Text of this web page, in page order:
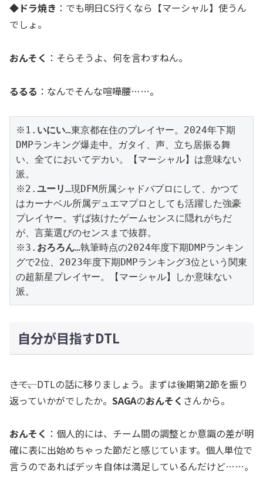
◆ドラ焼き ：でも明日CS行くなら【マーシャル】使うん
でしょ。
おんそく ：そらそうよ、何を言わすねん。
るるる ：なんでそんな喧嘩腰……。
※1. いにい…東京都在住のプレイヤー。2024年下期
DMPランキング爆走中。ガタイ、声、立ち居振る舞
い、全てにおいてデカい。【マーシャル】は意味ない
派。
※2. ユーリ…現DFM所属シャドバプロにして、かつて
はカーナベル所属デュエマプロとしても活躍した強豪
プレイヤー。ずば抜けたゲームセンスに隠れがちだ
が、言葉選びのセンスまで抜群。
※3. おろろん…執筆時点の2024年度下期DMPランキン
グで2位、2023年度下期DMPランキング3位という関東
の超新星プレイヤー。【マーシャル】しか意味ない
派。
自分が目指すDTL
―――さて、DTLの話に移りましょう。まずは後期第2節を振り
返っていかがでしたか。 SAGAのおんそく さんから。
おんそく ：個人的には、チーム間の調整とか意識の差が明
確に表に出始めちゃった節だと感じています。個人単位で
言うのであればデッキ自体は満足しているんだけど……。